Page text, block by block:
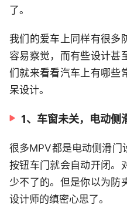
了。
我们的爱车上同样有很多
容易察觉，而有些设计甚
们就来看看汽车上有哪些
呆设计。
1、车窗未关，电动侧
很多MPV都是电动侧滑门
按钮车门就会自动开闭。
少不了的。但是你以为防
设计师的缜密心思了。